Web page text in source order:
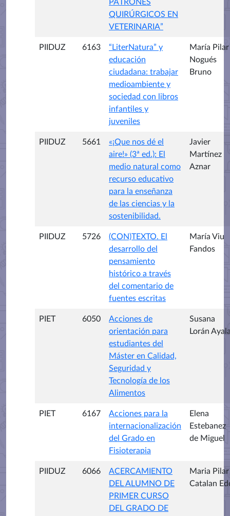
PATRONES
QUIRÚRGICOS EN
VETERINARIA”
PIIDUZ 6163
“LiterNatura” y
educación
ciudadana: trabajar
medioambiente y
sociedad con libros
infantiles y
juveniles
María Pilar
Nogués
Bruno
PIIDUZ 5661
«¡Que nos dé el
aire!» (3ª ed.): El
medio natural como
recurso educativo
para la enseñanza
de las ciencias y la
sostenibilidad.
Javier
Martínez
Aznar
PIIDUZ 5726
(CON)TEXTO. El
desarrollo del
pensamiento
histórico a través
del comentario de
fuentes escritas
María Viu
Fandos
PIET 6050
Acciones de
orientación para
estudiantes del
Máster en Calidad,
Seguridad y
Tecnología de los
Alimentos
Susana
Lorán
PIET 6167
Acciones para la
internacionalización
del Grado en
Fisioterapia
Elena
Estebanez
de Miguel
PIIDUZ 6066
ACERCAMIENTO
DEL ALUMNO DE
PRIMER CURSO
DEL GRADO DE
Maria Pilar
Catalan